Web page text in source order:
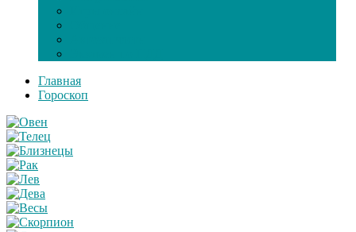
Главная
Гороскоп